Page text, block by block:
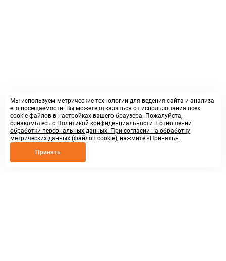
Мы используем метрические технологии для ведения сайта и анализа
его посещаемости. Вы можете отказаться от использования всех
cookie-файлов в настройках вашего браузера. Пожалуйста,
ознакомьтесь с Политикой конфиденциальности в отношении
обработки персональных данных. При согласии на обработку
метрических данных (файлов cookie), нажмите «Принять».
Принять